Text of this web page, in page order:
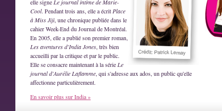
elle signe Le journal intime de Marie-
Cool. Pendant trois ans, elle a écrit Place
à Miss Jiji, une chronique publiée dans le
cahier Week-End du Journal de Montréal.
En 2005, elle a publié son premier roman,
Les aventures d'India Jones, très bien
accueilli par la critique et par le public.
Elle se consacre maintenant à la série Le
journal d'Aurélie Laflamme, qui s'adresse aux ados, un public qu'elle
affectionne particulièrement.
En savoir plus sur India »